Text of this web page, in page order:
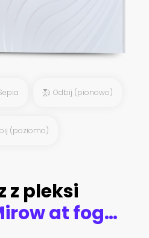
Odbij (pionowo)
(poziomo)
z pleksi
Castle in Mirow at foggy morning on the Jura Krakowsko-Czestochowska, Poland